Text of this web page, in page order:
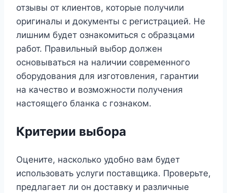
отзывы от клиентов, которые получили
оригиналы и документы с регистрацией. Не
лишним будет ознакомиться с образцами
работ. Правильный выбор должен
основываться на наличии современного
оборудования для изготовления, гарантии
на качество и возможности получения
настоящего бланка с гознаком.
Критерии выбора
Оцените, насколько удобно вам будет
использовать услуги поставщика. Проверьте,
предлагает ли он доставку и различные